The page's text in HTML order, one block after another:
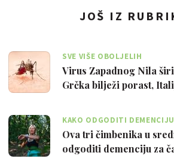
JOŠ IZ
SVE VIŠE OBOLJELIH
Virus Zapadnog Nila
Grčka bilježi porast,
KAKO ODGODITI DEMENCIJU
Ova tri čimbenika u
odgoditi demenciju za